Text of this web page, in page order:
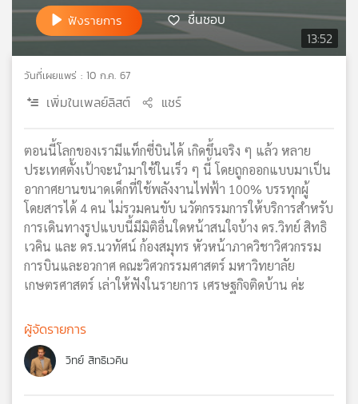
เครือ
ข่าย
13:52
ฟังรายการ ชื่นชอบ
วันที่เผยแพร่ : 10 ก.ค. 67
เพิ่มในเพลย์ลิสต์ แชร์
ตอนนี้โลกของเรามีแท็กซี่บินได้ เกิดขึ้นจริง ๆ แล้ว หลาย
ประเทศตั้งเป้าจะนำมาใช้ในเร็ว ๆ นี้ โดยถูกออกแบบมาเป็น
อากาศยานขนาดเด็กที่ใช้พลังงานไฟฟ้า 100% บรรทุกผู้
โดยสารได้ 4 คน ไม่รวมคนขับ นวัตกรรมการให้บริการสำหรับ
การเดินทางรูปแบบนี้มีมิติอื่นใดหน้าสนใจบ้าง ดร.วิทย์ สิทธิ
เวคิน และ ดร.นวทัศน์ ก้องสมุทร หัวหน้าภาควิชาวิศวกรรม
การบินและอวกาศ คณะวิศวกรรมศาสตร์ มหาวิทยาลัย
เกษตรศาสตร์ เล่าให้ฟังในรายการ เศรษฐกิจติดบ้าน ค่ะ
ผู้จัดรายการ
วิทย์ สิทธิเวคิน